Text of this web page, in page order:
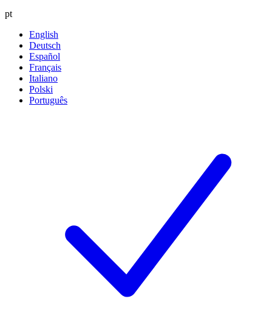
pt
English
Deutsch
Español
Français
Italiano
Polski
Português